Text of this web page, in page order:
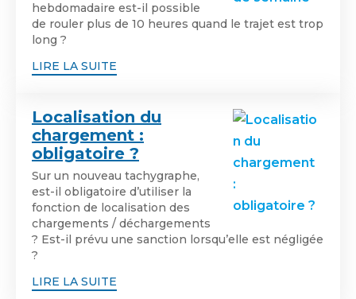
hebdomadaire est-il possible
de rouler plus de 10 heures quand le trajet est trop
long ?
LIRE LA SUITE
Localisation du
chargement :
obligatoire ?
Sur un nouveau tachygraphe,
est-il obligatoire d’utiliser la
fonction de localisation des
chargements / déchargements
? Est-il prévu une sanction lorsqu’elle est négligée
?
LIRE LA SUITE